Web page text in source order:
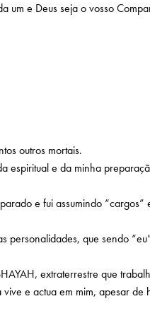
um e Deus seja o vosso
outros mortais.
espiritual e da minha
e fui assumindo
que sendo
extraterrestre que
e actua em mim, apesar